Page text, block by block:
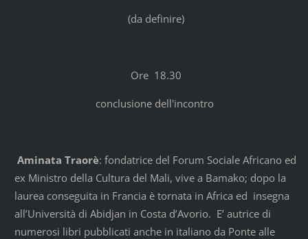
(da definire)
Ore 18.30
conclusione dell'incontro
Aminata Traorè: fondatrice del Forum Sociale Africano ed
ex Ministro della Cultura del Mali, vive a Bamako; dopo la
laurea conseguita in Francia è tornata in Africa ed insegna
all’Università di Abidjan in Costa d’Avorio. E’ autrice di
numerosi libri pubblicati anche in italiano da Ponte alle